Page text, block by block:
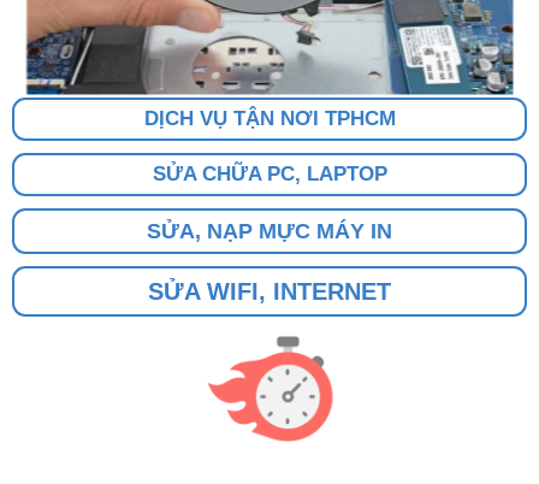
DỊCH VỤ TẬN NƠI TPHCM
SỬA CHỮA PC, LAPTOP
SỬA, NẠP MỰC MÁY IN
SỬA WIFI, INTERNET